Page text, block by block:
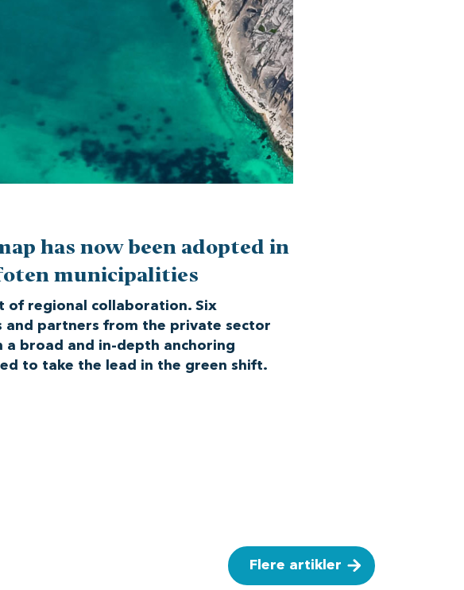
has now been adopted in
municipalities
of regional collaboration. Six
and partners from the private sector
a broad and in-depth anchoring
to take the lead in the green shift.
Flere artikler